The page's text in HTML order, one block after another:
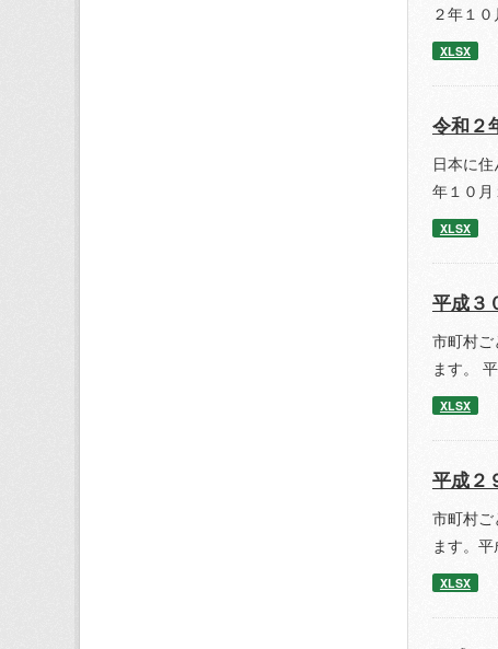
２年１
XLSX
令和２
日本に
年１０月
XLSX
平成３
市町村
ます。
XLSX
平成２
市町村
ます。
XLSX